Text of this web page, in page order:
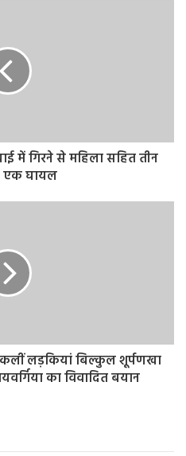
गई तीनों टीमें एक बार फिर उसके
जुटी हैं। शूटआउट के बाद शाइस्ता
फिर डाटा खंगाला जा रहा।
है। वहीं, पुलिस उमेश पाल की
कर रही है।
में गिरने से महिला सहित तीन
एक घायल
लड़कियां बिल्कुल शूर्पणखा
का विवादित बयान